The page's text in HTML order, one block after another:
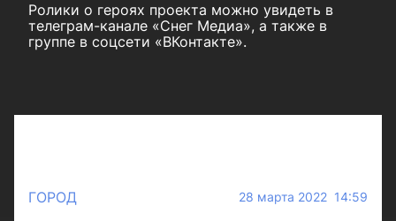
Ролики о героях проекта можно увидеть в
телеграм-канале «Снег Медиа», а также в
группе в соцсети «ВКонтакте».
ГОРОД 28 марта 2022 14:59